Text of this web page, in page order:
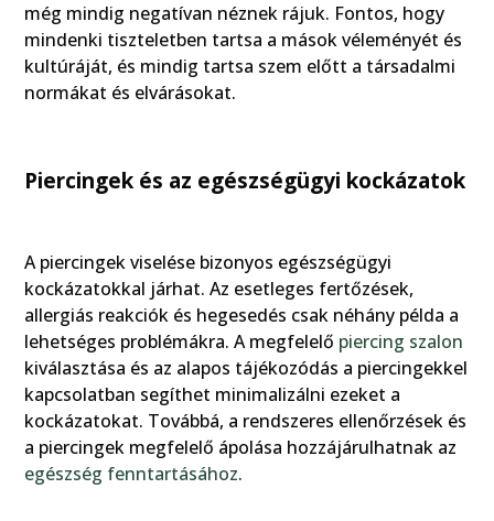
még mindig negatívan néznek rájuk. Fontos, hogy
mindenki tiszteletben tartsa a mások véleményét és
kultúráját, és mindig tartsa szem előtt a társadalmi
normákat és elvárásokat.
Piercingek és az egészségügyi kockázatok
A piercingek viselése bizonyos egészségügyi
kockázatokkal járhat. Az esetleges fertőzések,
allergiás reakciók és hegesedés csak néhány példa a
lehetséges problémákra. A megfelelő piercing szalon
kiválasztása és az alapos tájékozódás a piercingekkel
kapcsolatban segíthet minimalizálni ezeket a
kockázatokat. Továbbá, a rendszeres ellenőrzések és
a piercingek megfelelő ápolása hozzájárulhatnak az
egészség fenntartásához.